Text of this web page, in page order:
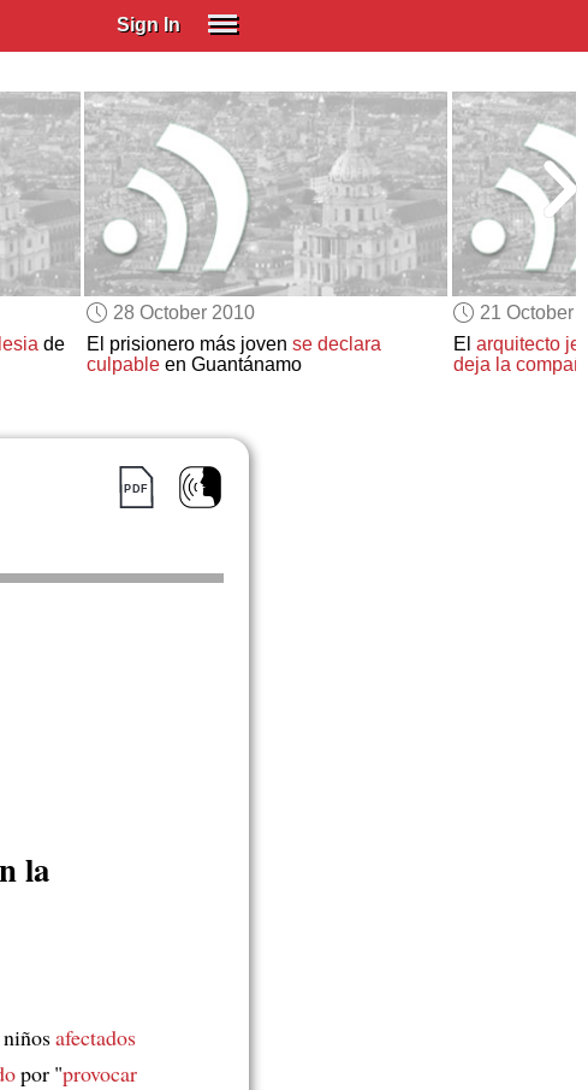
Sign In
Spanish (Spain)
Spanish (Latino)
SUBSCRIBE
EDUCATIONAL LICENSES
GIFT CARDS
OTHER LANGUAGES
ABOUT US
de
28 October 2010
El prisionero más joven se declara
culpableen Guantánamo
21 October
Elarquitecto
deja la
la
afectados
por "provocar